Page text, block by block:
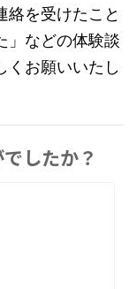
絡を受けたこと
」などの体験談
くお願いいたし
したか？